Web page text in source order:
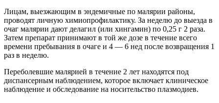
Лицам, выезжающим в эндемичные по малярии районы,
проводят личную химиопрофилактику. За неделю до выезда в
очаг малярии дают делагил (или хингамин) по 0,25 г 2 раза.
Затем препарат принимают в той же дозе в течение всего
времени пребывания в очаге и 4 — 6 нед после возвращения 1
раз в неделю.
Переболевшие малярией в течение 2 лет находятся под
диспансерным наблюдением, которое включает клиническое
наблюдение и обследование на носительство плазмодиев.